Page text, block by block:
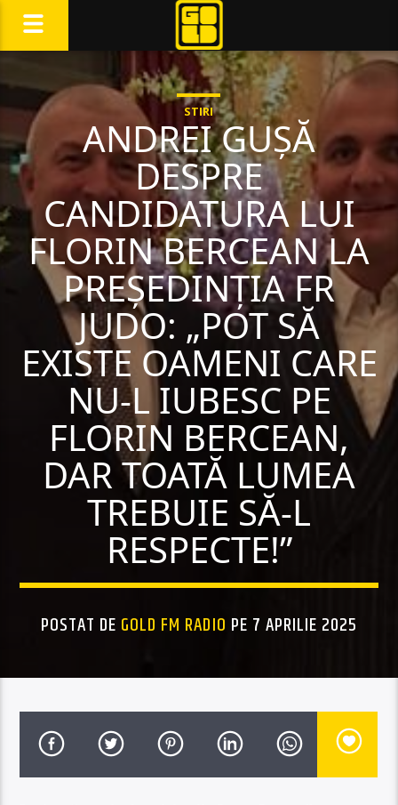
STIRI
ANDREI GUȘĂ
DESPRE
CANDIDATURA LUI
FLORIN BERCEAN LA
PREȘEDINȚIA FR
JUDO: „POT SĂ
EXISTE OAMENI CARE
NU-L IUBESC PE
FLORIN BERCEAN,
DAR TOATĂ LUMEA
TREBUIE SĂ-L
RESPECTE!”
POSTAT DE GOLD FM RADIO PE 7 APRILIE 2025